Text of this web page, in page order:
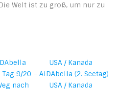
Welt ist zu groß, um nur zu
USA / Kanada
9/20 – AIDAbella (2. Seetag)
USA / Kanada